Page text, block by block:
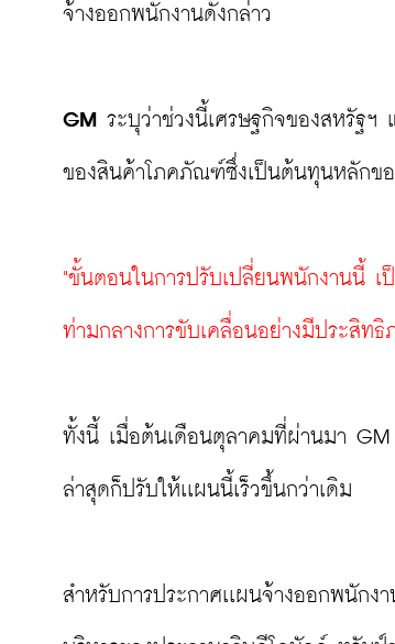
จ้างออกพนักงานดังกล่าว
GM ระบุว่าช่วงนี้เศรษฐกิจของสหรัฐ
ของสินค้าโภคภัณฑ์ซึ่งเป็นต้นทุนหลักข
"ขั้นตอนในการปรับเปลี่ยนพนักงานนี้ เ
ท่ามกลางการขับเคลื่อนอย่างมีประสิทธิ
ทั้งนี้ เมื่อต้นเดือนตุลาคมที่ผ่านมา GM
ล่าสุดก็ปรับให้เเผนนี้เร็วขึ้นกว่าเดิม
สำหรับการประกาศเเผนจ้างออกพนัก